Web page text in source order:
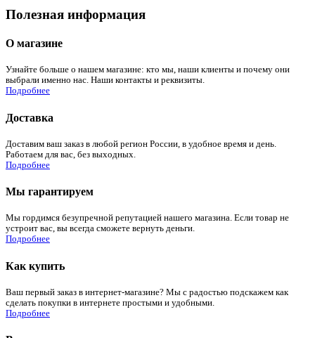
Полезная информация
О магазине
Узнайте больше о нашем магазине: кто мы, наши клиенты и почему они
выбрали именно нас. Наши контакты и реквизиты.
Подробнее
Доставка
Доставим ваш заказ в любой регион России, в удобное время и день.
Работаем для вас, без выходных.
Подробнее
Мы гарантируем
Мы гордимся безупречной репутацией нашего магазина. Если товар не
устроит вас, вы всегда сможете вернуть деньги.
Подробнее
Как купить
Ваш первый заказ в интернет-магазине? Мы с радостью подскажем как
сделать покупки в интернете простыми и удобными.
Подробнее